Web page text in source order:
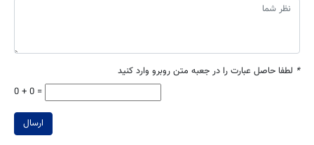
* لطفا حاصل عبارت را در جعبه متن روبرو وارد کنید
0 + 0 =
ارسال